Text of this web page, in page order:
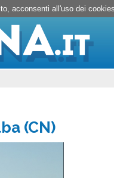
Nuoto in
(CN)
acconsenti all'uso dei